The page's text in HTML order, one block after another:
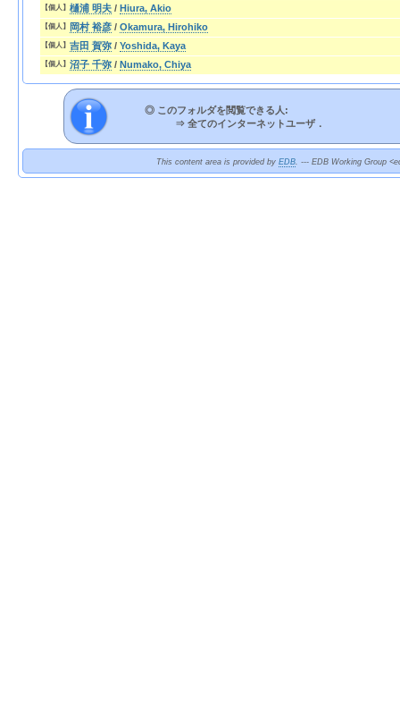
【個人】 樋浦 明夫 / Hiura, Akio
【個人】 岡村 裕彦 / Okamura, Hirohiko
【個人】 吉田 賀弥 / Yoshida, Kaya
【個人】 沼子 千弥 / Numako, Chiya
◎ このフォルダを閲覧できる人:
⇒ 全てのインターネットユーザ．
This content area is provided by EDB. --- EDB Working Group